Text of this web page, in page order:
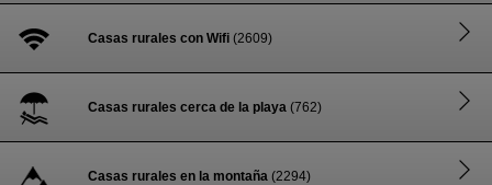
Casas rurales con Wifi (2609)
Casas rurales cerca de la playa (762)
Casas rurales en la montaña (2294)